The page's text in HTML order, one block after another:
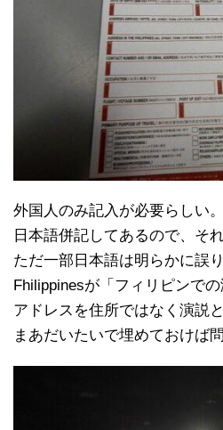
外国人のみ記入が必要らしい。
日本語併記してあるので、そ
ただ一部日本語は明らかに誤
Fhilippinesが「フィリピンでの
アドレスを住所ではなく演説
まあだいたいで埋めておけば